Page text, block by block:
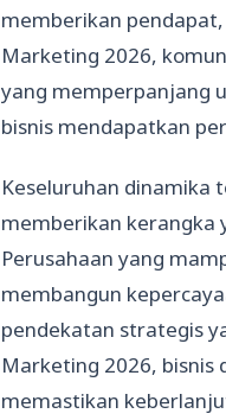
memberikan
Marketing 2026,
yang memperpanjang
bisnis mendapatkan
Keseluruhan dinamika
memberikan kerangka
Perusahaan yang
membangun
pendekatan strategis
Marketing 2026,
memastikan